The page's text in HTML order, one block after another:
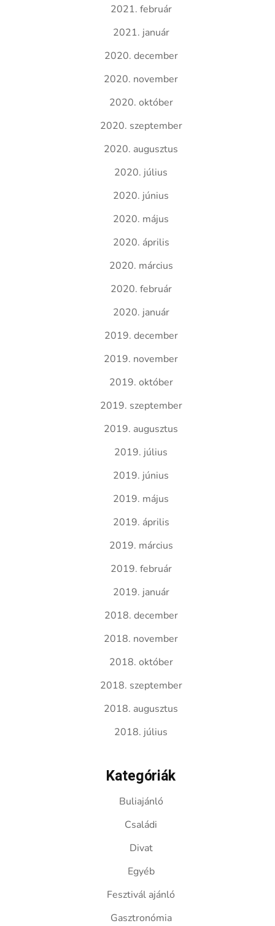
2021. február
2021. január
2020. december
2020. november
2020. október
2020. szeptember
2020. augusztus
2020. július
2020. június
2020. május
2020. április
2020. március
2020. február
2020. január
2019. december
2019. november
2019. október
2019. szeptember
2019. augusztus
2019. július
2019. június
2019. május
2019. április
2019. március
2019. február
2019. január
2018. december
2018. november
2018. október
2018. szeptember
2018. augusztus
2018. július
Kategóriák
Buliajánló
Családi
Divat
Egyéb
Fesztivál ajánló
Gasztronómia